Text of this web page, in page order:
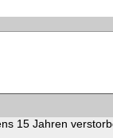
15 Jahren